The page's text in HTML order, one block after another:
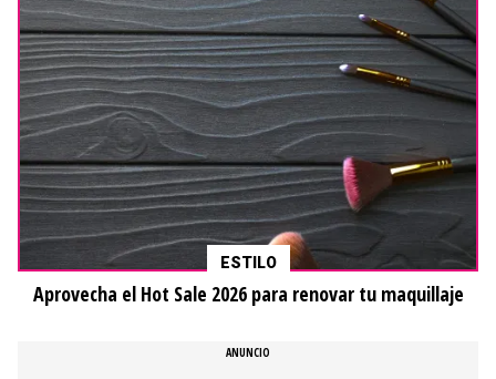
ESTILO
Aprovecha el Hot Sale 2026 para renovar tu maquillaje